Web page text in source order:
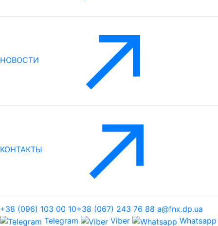
НОВОСТИ
КОНТАКТЫ
+38 (096) 103 00 10+38 (067) 243 76 88 a@fnx.dp.ua
Telegram
Viber Whatsapp